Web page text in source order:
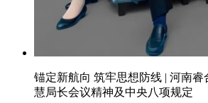
锚定新航向 筑牢思想防线 | 河南
慧局长会议精神及中央八项规定